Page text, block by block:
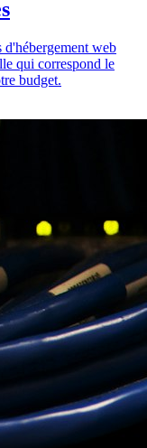
d'hébergement web
qui correspond le
budget.